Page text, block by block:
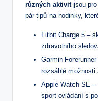
různých aktivitjsou pro
pár tipů na hodinky,
Fitbit Charge 5 –
zdravotního
Garmin
rozsáhlé možnosti
Apple Watch SE
sport ovládání s